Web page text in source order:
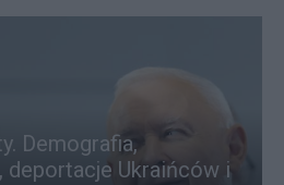
Demografia,
deportacje Ukraińców i